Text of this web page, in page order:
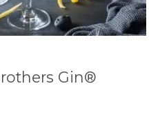
Gin®